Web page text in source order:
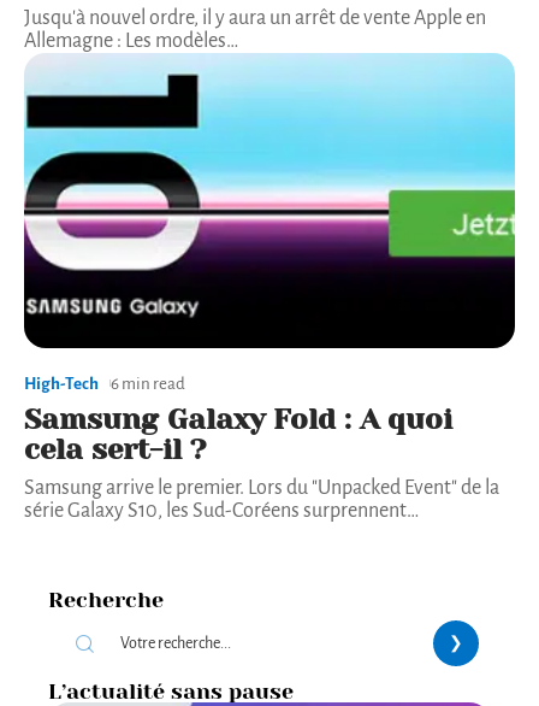
Jusqu'à nouvel ordre, il y aura un arrêt de vente Apple en
Allemagne : Les modèles…
High-Tech 6 min read
Samsung Galaxy Fold : A quoi
cela sert-il ?
Samsung arrive le premier. Lors du "Unpacked Event" de la
série Galaxy S10, les Sud-Coréens surprennent…
Recherche
L’actualité sans pause